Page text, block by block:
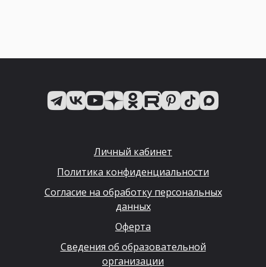
Личный кабинет
Политика конфиденциальности
Согласие на обработку персональных
данных
Оферта
Сведения об образовательной
организации